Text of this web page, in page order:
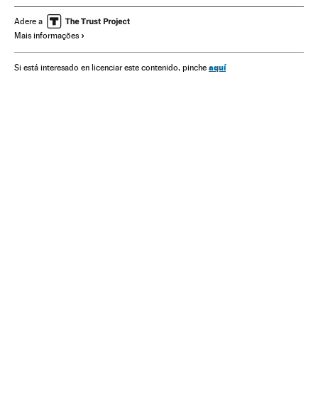
Tributos União Europeia
Organizações internacionais
Relações exteriores Finanças
Adere a
Mais informações
Si está interesado en licenciar este contenido, pinche aquí